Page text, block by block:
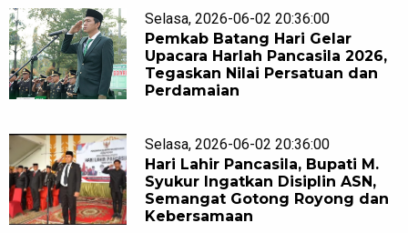
Selasa, 2026-06-02 20:36:00
Pemkab Batang Hari Gelar
Upacara Harlah Pancasila 2026,
Tegaskan Nilai Persatuan dan
Perdamaian
Selasa, 2026-06-02 20:36:00
Hari Lahir Pancasila, Bupati M.
Syukur Ingatkan Disiplin ASN,
Semangat Gotong Royong dan
Kebersamaan